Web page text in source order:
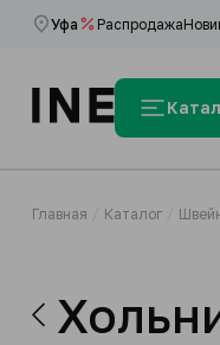
Уфа Распродажа
Главная Каталог